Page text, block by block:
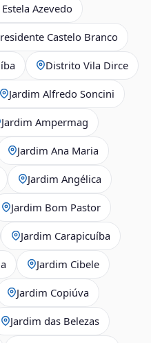
Azevedo
Castelo Branco
Distrito Vila Dirce
Jardim Alfredo Soncini
Jardim Ampermag
Jardim Ana Maria
Jardim Angélica
Jardim Bom Pastor
Jardim Carapicuíba
Jardim Cibele
Jardim Copiúva
Jardim das Belezas